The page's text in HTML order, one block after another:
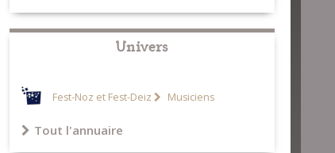
Univers
Fest-Noz et Fest-Deiz Musiciens
Tout l'annuaire